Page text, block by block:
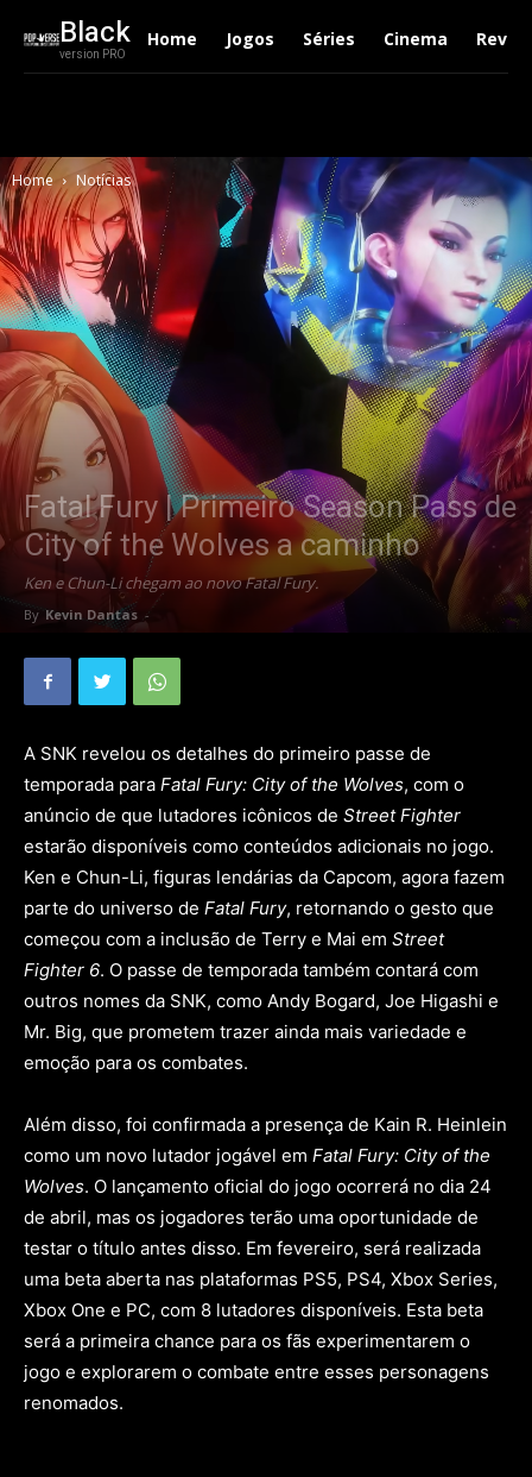
Black
version PRO
Home Jogos Séries Cinema
Home Notícias
Fatal Fury | Primeiro Season Pass de
City of the Wolves a caminho
Ken e Chun-Li chegam ao novo Fatal Fury.
By Kevin Dantas -
A SNK revelou os detalhes do primeiro passe de
temporada para Fatal Fury: City of the Wolves, com o
anúncio de que lutadores icônicos de Street Fighter
estarão disponíveis como conteúdos adicionais no jogo.
Ken e Chun-Li, figuras lendárias da Capcom, agora fazem
parte do universo de Fatal Fury, retornando o gesto que
começou com a inclusão de Terry e Mai em Street
Fighter 6. O passe de temporada também contará com
outros nomes da SNK, como Andy Bogard, Joe Higashi e
Mr. Big, que prometem trazer ainda mais variedade e
emoção para os combates.
Além disso, foi confirmada a presença de Kain R. Heinlein
como um novo lutador jogável em Fatal Fury: City of the
Wolves. O lançamento oficial do jogo ocorrerá no dia 24
de abril, mas os jogadores terão uma oportunidade de
testar o título antes disso. Em fevereiro, será realizada
uma beta aberta nas plataformas PS5, PS4, Xbox Series,
Xbox One e PC, com 8 lutadores disponíveis. Esta beta
será a primeira chance para os fãs experimentarem o
jogo e explorarem o combate entre esses personagens
renomados.